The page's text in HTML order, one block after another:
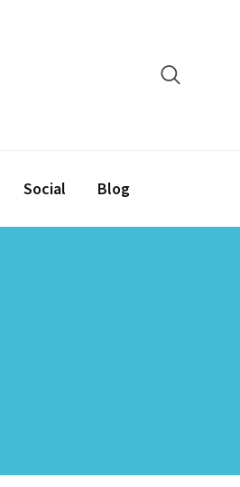
Social Blog